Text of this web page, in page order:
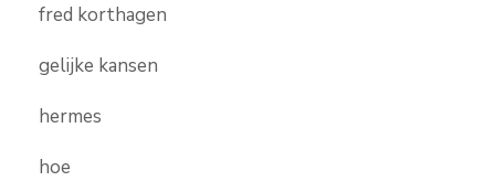
fred korthagen
gelijke kansen
hermes
hoe